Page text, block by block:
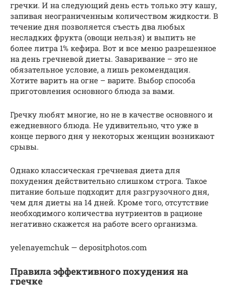
гречки. И на следующий день есть только эту кашу,
запивая неограниченным количеством жидкости. В
течение дня позволяется съесть два любых
несладких фрукта (овощи нельзя) и выпить не
более литра 1% кефира. Вот и все меню разрешенное
на день гречневой диеты. Заваривание – это не
обязательное условие, а лишь рекомендация.
Хотите варить на огне – варите. Выбор способа
приготовления основного блюда за вами.
Гречку любят многие, но не в качестве основного и
ежедневного блюда. Не удивительно, что уже в
конце первого дня у некоторых женщин возникают
срывы.
Однако классическая гречневая диета для
похудения действительно слишком строга. Такое
питание больше подходит для разгрузочного дня,
чем для диеты на 14 дней. Кроме того, отсутствие
необходимого количества нутриентов в рационе
негативно скажется на работе всего организма.
yelenayemchuk — depositphotos.com
Правила эффективного похудения на
гречке